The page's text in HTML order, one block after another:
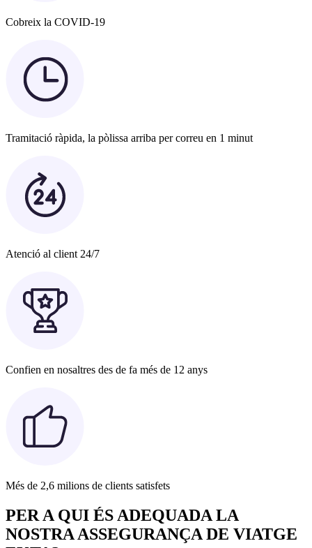
Cobreix la COVID-19
Tramitació ràpida, la pòlissa arriba per correu en 1 minut
Atenció al client 24/7
Confien en nosaltres des de fa més de 12 anys
Més de 2,6 milions de clients satisfets
PER A QUI ÉS ADEQUADA LA
NOSTRA ASSEGURANÇA DE VIATGE